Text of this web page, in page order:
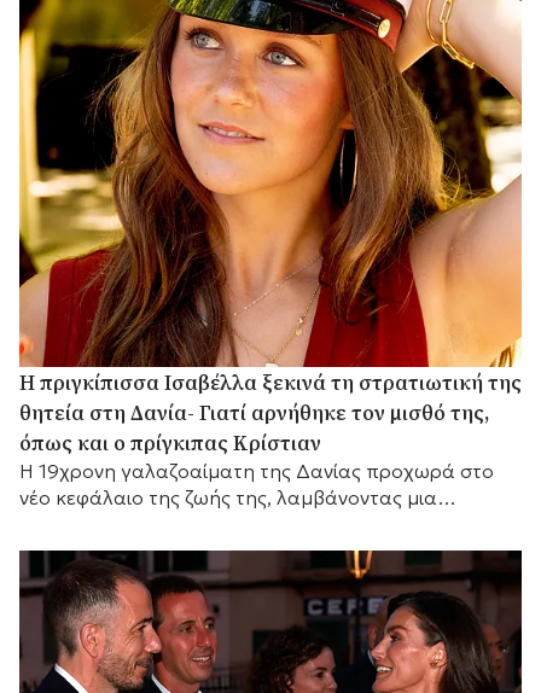
Η πριγκίπισσα Ισαβέλλα ξεκινά τη στρατιωτική της
θητεία στη Δανία- Γιατί αρνήθηκε τον μισθό της,
όπως και ο πρίγκιπας Κρίστιαν
Η 19χρονη γαλαζοαίματη της Δανίας προχωρά στο
νέο κεφάλαιο της ζωής της, λαμβάνοντας μια
απολαβές.